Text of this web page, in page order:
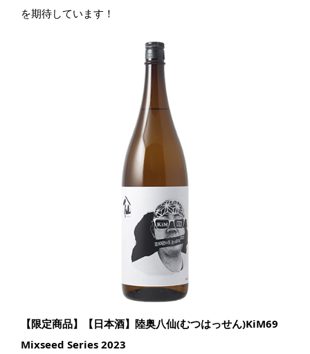
を期待しています！
【限定商品】【日本酒】陸奥八仙(むつはっせん)KiM69
Mixseed Series 2023